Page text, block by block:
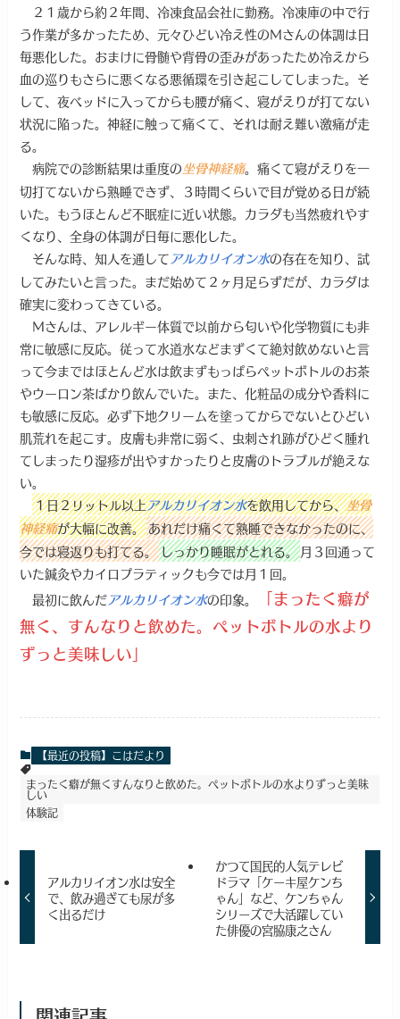
２１歳から約２年間、冷凍食品会社に勤務。冷凍庫の中で行
う作業が多かったため、元々ひどい冷え性のＭさんの体調は日
毎悪化した。おまけに骨髄や背骨の歪みがあったため冷えから
血の巡りもさらに悪くなる悪循環を引き起こしてしまった。そ
して、夜ベッドに入ってからも腰が痛く、寝がえりが打てない
状況に陥った。神経に触って痛くて、それは耐え難い激痛が走
る。
病院での診断結果は重度の坐骨神経痛。痛くて寝がえりを一
切打てないから熟睡できず、３時間くらいで目が覚める日が続
いた。もうほとんど不眠症に近い状態。カラダも当然疲れやす
くなり、全身の体調が日毎に悪化した。
そんな時、知人を通して アルカリイオン水の存在を知り、試
してみたいと言った。まだ始めて２ヶ月足らずだが、カラダは
確実に変わってきている。
Ｍさんは、アレルギー体質で以前から匂いや化学物質にも非
常に敏感に反応。従って水道水などまずくて絶対飲めないと言
って今まではほとんど水は飲まずもっぱらペットボトルのお茶
やウーロン茶ばかり飲んでいた。また、化粧品の成分や香料に
も敏感に反応。必ず下地クリームを塗ってからでないとひどい
肌荒れを起こす。皮膚も非常に弱く、虫刺され跡がひどく腫れ
てしまったり湿疹が出やすかったりと皮膚のトラブルが絶えな
い。
１日２リットル以上アルカリイオン水を飲用してから、坐骨
神経痛が大幅に改善。あれだけ痛くて熟睡できなかったのに、
今では寝返りも打てる。しっかり睡眠がとれる。月３回通って
いた鍼灸やカイロプラティックも今では月１回。
最初に飲んだアルカリイオン水の印象。
「まったく癖が
無く、すんなりと飲めた。ペットボトルの水より
ずっと美味しい」
【最近の投稿】こはだより
まったく癖が無くすんなりと飲めた。ペットボトルの水よりずっと美味
しい
体験記
アルカリイオン水は安全
で、飲み過ぎても尿が多
く出るだけ
かつて国民的人気テレビ
ドラマ「ケーキ屋ケンち
ゃん」など、ケンちゃん
シリーズで大活躍してい
た俳優の宮脇康之さん